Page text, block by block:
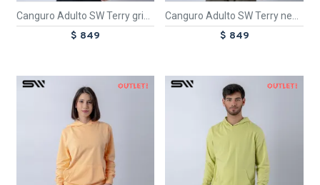
Canguro Adulto SW Terry gris melange
$ 849
Canguro Adulto SW Terry negro
$ 849
TEXTTRANSPARENTE OUT TEXTTRANSPARENTE OUT